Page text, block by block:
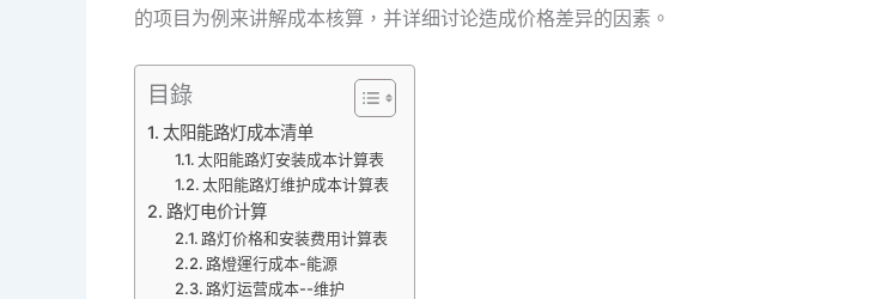
的项目为例来讲解成本核算，并详细讨论造成价格差异的因素。
目錄
太阳能路灯成本清单
太阳能路灯安装成本计算表
太阳能路灯维护成本计算表
路灯电价计算
路灯价格和安装费用计算表
路燈運行成本-能源
路灯运营成本--维护